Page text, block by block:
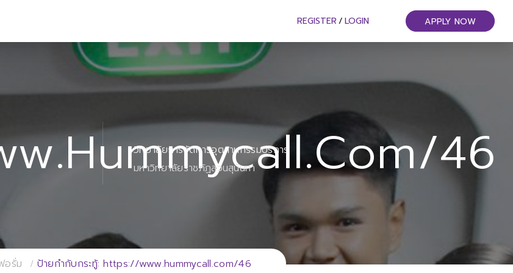
REGISTER / LOGIN APPLY NOW
46
วิทยาลัยการจัดการอุตสาหกรรมบริการ
มหาวิทยาลัยราชภัฏสวนสุนันทา
อรั่ม ป้ายกำกับกระทู้: https://www.hummycall.com/46